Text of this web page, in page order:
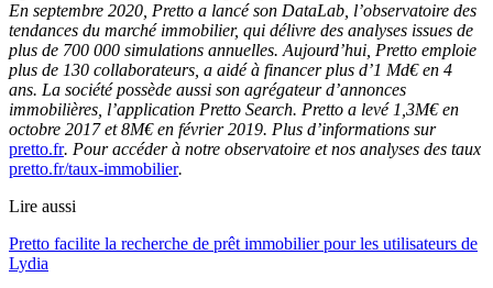
En septembre 2020, Pretto a lancé son DataLab, l’observatoire des
tendances du marché immobilier, qui délivre des analyses issues de
plus de 700 000 simulations annuelles. Aujourd’hui, Pretto emploie
plus de 130 collaborateurs, a aidé à financer plus d’1 Md€ en 4
ans. La société possède aussi son agrégateur d’annonces
immobilières, l’application Pretto Search. Pretto a levé 1,3M€ en
octobre 2017 et 8M€ en février 2019. Plus d’informations sur
pretto.fr. Pour accéder à notre observatoire et nos analyses des taux
pretto.fr/taux-immobilier.
Lire aussi
Pretto facilite la recherche de prêt immobilier pour les utilisateurs de
Lydia